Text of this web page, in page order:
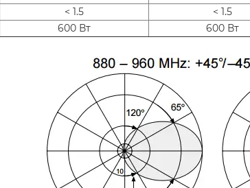
< 1.5
< 1.5
600 Вт 600 Вт